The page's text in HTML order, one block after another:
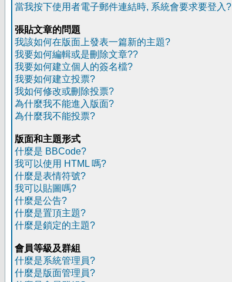
當我按下使用者電子郵件連結時, 系統會要求要登入?
張貼文章的問題
我該如何在版面上發表一篇新的主題?
我要如何編輯或是刪除文章??
我要如何建立個人的簽名檔?
我要如何建立投票?
我如何修改或刪除投票?
為什麼我不能進入版面?
為什麼我不能投票?
版面和主題形式
什麼是 BBCode?
我可以使用 HTML 嗎?
什麼是表情符號?
我可以貼圖嗎?
什麼是公告?
什麼是置頂主題?
什麼是鎖定的主題?
會員等級及群組
什麼是系統管理員?
什麼是版面管理員?